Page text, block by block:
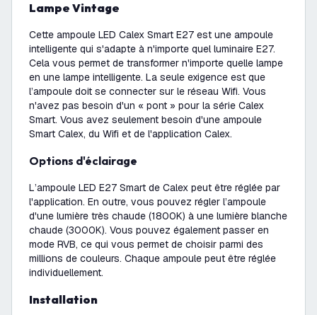
Lampe Vintage
Cette ampoule LED Calex Smart E27 est une ampoule
intelligente qui s'adapte à n'importe quel luminaire E27.
Cela vous permet de transformer n'importe quelle lampe
en une lampe intelligente. La seule exigence est que
l’ampoule doit se connecter sur le réseau Wifi. Vous
n'avez pas besoin d'un « pont » pour la série Calex
Smart. Vous avez seulement besoin d'une ampoule
Smart Calex, du Wifi et de l'application Calex.
Options d'éclairage
L’ampoule LED E27 Smart de Calex peut être réglée par
l'application. En outre, vous pouvez régler l’ampoule
d'une lumière très chaude (1800K) à une lumière blanche
chaude (3000K). Vous pouvez également passer en
mode RVB, ce qui vous permet de choisir parmi des
millions de couleurs. Chaque ampoule peut être réglée
individuellement.
Installation